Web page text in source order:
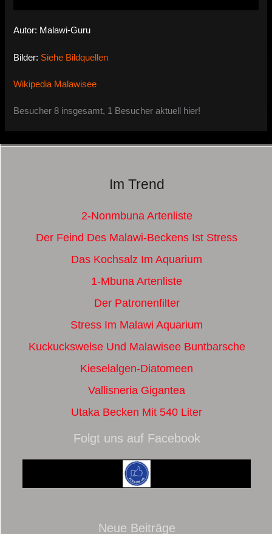
Autor: Malawi-Guru
Bilder: Siehe Bildquellen
Wikipedia Malawisee
Besucher 8 insgesamt, 1 Besucher aktuell hier!
Im Trend
2-Nonmbuna Artenliste
Der Feind Des Malawi-Beckens Ist Stress
Das Kochsalz Im Aquarium
1-Mbuna Artenliste
Der Patronenfilter
Stress Im Malawi Aquarium
Kuckuckswelse Und Malawisee Buntbarsche
Kieselalgen-Diatomeen
Vallisneria Gigantea
Utaka Becken Mit 540 Liter
Folgt uns auf Facebook
Neue Beiträge